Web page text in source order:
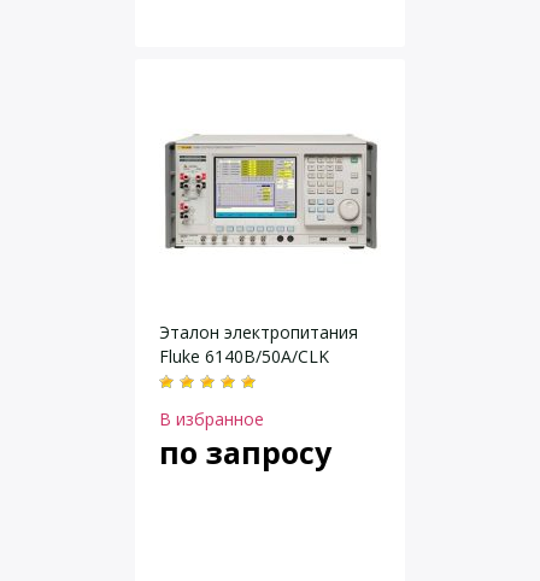
Эталон электропитания
Fluke 6140B/50A/CLK
В избранное
по запросу